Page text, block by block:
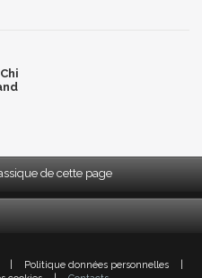
de cette page
Politique données personnelles